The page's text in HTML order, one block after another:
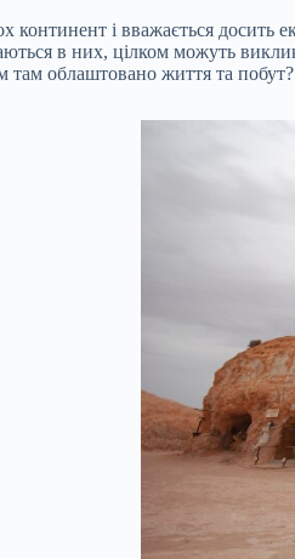
континент і вважається досить
в них, цілком можуть
там облаштовано життя та побут?